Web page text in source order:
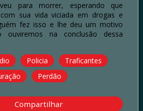
para morrer, esperando que
sua vida viciada em drogas e
fez isso e lhe deu um motivo
ouviremos na conclusão dessa
Policia
Traficantes
Perdão
Compartilhar